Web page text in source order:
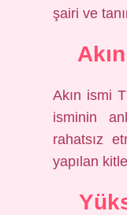
şairi ve
Akın ismi
isminin
rahatsız
yapılan